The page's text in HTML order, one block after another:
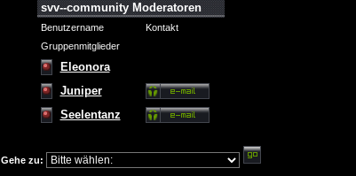
svv--community Moderatoren
Benutzername
Kontakt
Gruppenmitglieder
Eleonora
Juniper
Seelentanz
Gehe zu: